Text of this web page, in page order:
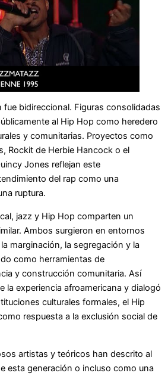
fue bidireccional. Figuras consolidadas
al Hip Hop como heredero
y comunitarias. Proyectos como
Rockit de Herbie Hancock o el
Jones reflejan este
del rap como una
ruptura.
jazz y Hip Hop comparten un
Ambos surgieron en entornos
marginación, la segregación y la
como herramientas de
y construcción comunitaria. Así
la experiencia afroamericana y dialogó
culturales formales, el Hip
respuesta a la exclusión social de
artistas y teóricos han descrito al
esta generación o incluso como una